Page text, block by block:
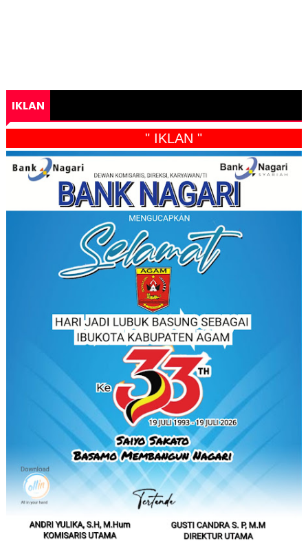
IKLAN
" IKLAN "